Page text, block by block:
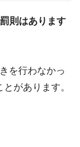
則はあります
を行わなかっ
があります。